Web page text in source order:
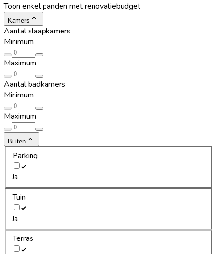
Toon enkel panden met renovatiebudget
Kamers
Aantal slaapkamers
Minimum
Maximum
Aantal badkamers
Minimum
Maximum
Buiten
Parking
Ja
Tuin
Ja
Terras